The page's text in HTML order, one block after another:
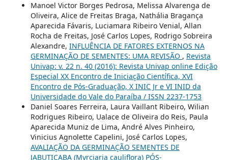
Manoel Victor Borges Pedrosa, Melissa Alvarenga de
Oliveira, Alice de Freitas Braga, Nathália Bragança
Aparecida Fávaris, Luciamara Ribeiro Venial, Allan
Rocha de Freitas, José Carlos Lopes, Rodrigo Sobreira
Alexandre, INFLUÊNCIA DE FATORES EXTERNOS NA
GERMINAÇÃO DE SEMENTES: UMA REVISÃO , Revista
Univap: v. 22 n. 40 (2016): Revista Univap online Edição
Especial XX Encontro de Iniciação Científica, XVI
Encontro de Pós-Graduação, X INIC Jr e VI INID da
Universidade do Vale do Paraíba / ISSN 2237-1753
Daniel Soares Ferreira, Laura Vaillant Ribeiro, Wilian
Rodrigues Ribeiro, Ualace de Oliveira do Reis, Paula
Aparecida Muniz de Lima, André Alves Pinheiro,
Vinicius Agnolette Capelini, José Carlos Lopes,
AVALIAÇÃO DA GERMINAÇÃO SEMENTES DE
JABUTICABA (Myrciaria cauliflora) PÓS-